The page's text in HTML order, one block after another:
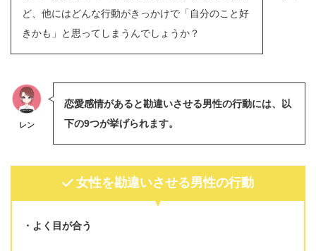
ど、他にはどんな行動がきっかけで「自分のこと好
きかも」と思ってしまうんでしょうか？
レン
恋愛感情があると勘違いさせる男性の行動には、以
下の9つが挙げられます。
女性を勘違いさせる男性の行動
よく目が合う